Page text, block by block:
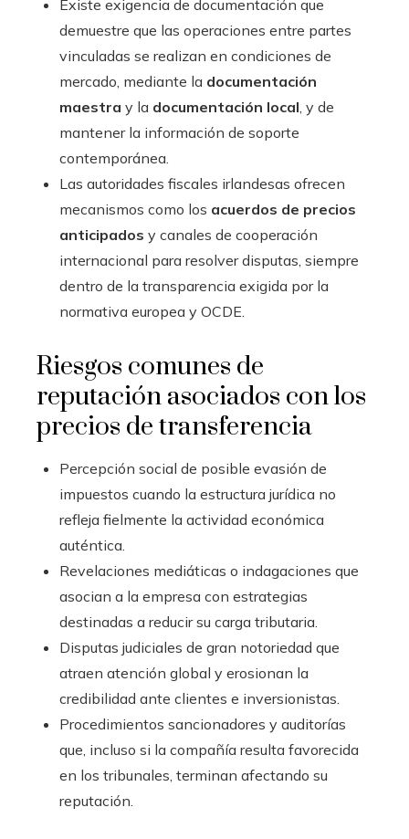
Existe exigencia de documentación que
demuestre que las operaciones entre partes
vinculadas se realizan en condiciones de
mercado, mediante la documentación
maestra y la documentación local, y de
mantener la información de soporte
contemporánea.
Las autoridades fiscales irlandesas ofrecen
mecanismos como los acuerdos de precios
anticipados y canales de cooperación
internacional para resolver disputas, siempre
dentro de la transparencia exigida por la
normativa europea y OCDE.
Riesgos comunes de
reputación asociados con los
precios de transferencia
Percepción social de posible evasión de
impuestos cuando la estructura jurídica no
refleja fielmente la actividad económica
auténtica.
Revelaciones mediáticas o indagaciones que
asocian a la empresa con estrategias
destinadas a reducir su carga tributaria.
Disputas judiciales de gran notoriedad que
atraen atención global y erosionan la
credibilidad ante clientes e inversionistas.
Procedimientos sancionadores y auditorías
que, incluso si la compañía resulta favorecida
en los tribunales, terminan afectando su
reputación.